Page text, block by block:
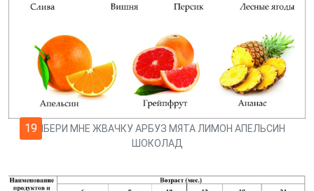
19ВЫБЕРИ МНЕ ЖВАЧКУ АРБУЗ МЯТА ЛИМОН АПЕЛЬСИН
ШОКОЛАД